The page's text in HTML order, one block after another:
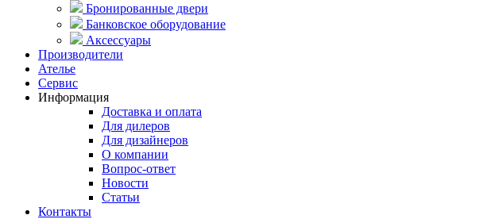
Бронированные двери
Банковское оборудование
Аксессуары
Производители
Ателье
Сервис
Информация
Доставка и оплата
Для дилеров
Для дизайнеров
О компании
Вопрос-ответ
Новости
Статьи
Контакты